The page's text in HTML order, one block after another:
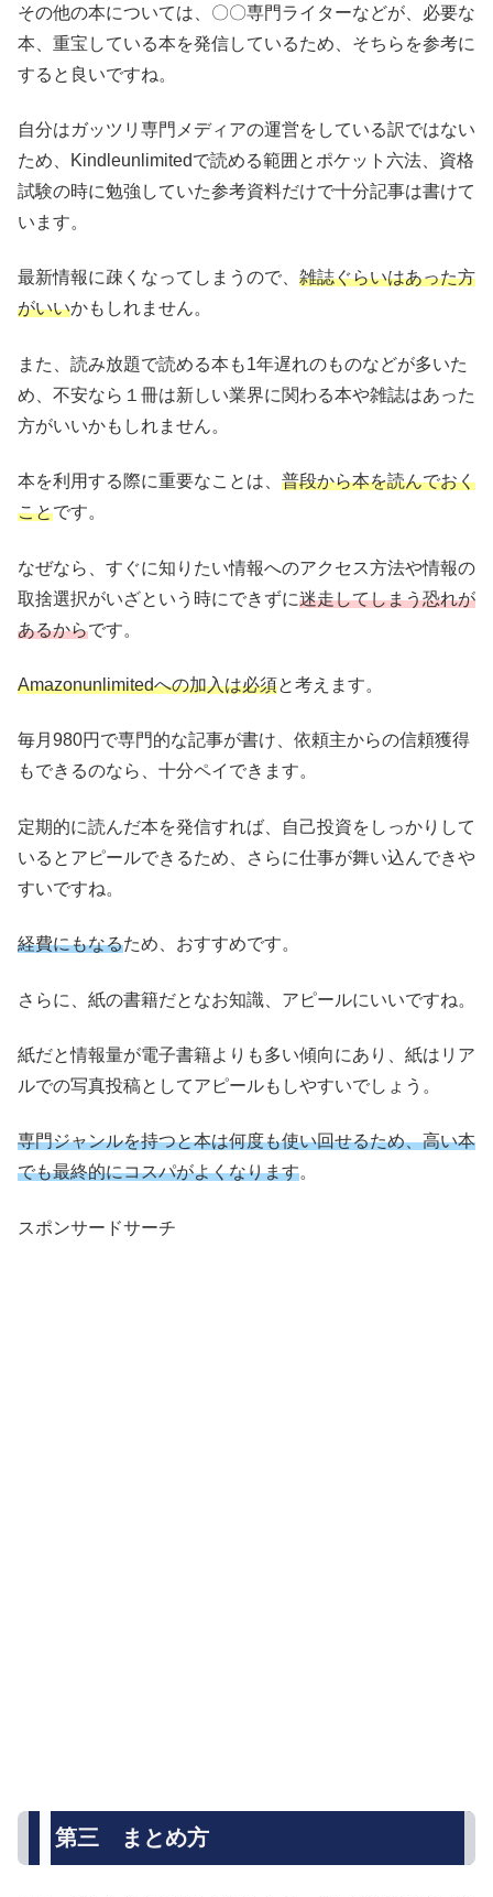
その他の本については、〇〇専門ライターなどが、必要な
本、重宝している本を発信しているため、そちらを参考に
すると良いですね。
自分はガッツリ専門メディアの運営をしている訳ではない
ため、Kindleunlimitedで読める範囲とポケット六法、資格
試験の時に勉強していた参考資料だけで十分記事は書けて
います。
最新情報に疎くなってしまうので、 雑誌ぐらいはあった方
がいいかもしれません。
また、読み放題で読める本も1年遅れのものなどが多いた
め、不安なら１冊は新しい業界に関わる本や雑誌はあった
方がいいかもしれません。
本を利用する際に重要なことは、 普段から本を読んでおく
ことです。
なぜなら、すぐに知りたい情報へのアクセス方法や情報の
取捨選択がいざという時にできずに迷走してしまう恐れが
あるからです。
Amazonunlimitedへの加入は必須と考えます。
毎月980円で専門的な記事が書け、依頼主からの信頼獲得
もできるのなら、十分ペイできます。
定期的に読んだ本を発信すれば、自己投資をしっかりして
いるとアピールできるため、さらに仕事が舞い込んできや
すいですね。
経費にもなるため、おすすめです。
さらに、紙の書籍だとなお知識、アピールにいいですね。
紙だと情報量が電子書籍よりも多い傾向にあり、紙はリア
ルでの写真投稿としてアピールもしやすいでしょう。
専門ジャンルを持つと本は何度も使い回せるため、高い本
でも最終的にコスパがよくなります。
スポンサードサーチ
第三 まとめ方